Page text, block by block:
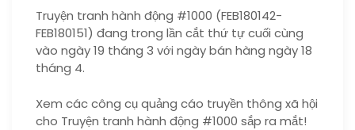
Truyện tranh hành động #1000 (FEB180142-
FEB180151) đang trong lần cắt thứ tự cuối cùng
vào ngày 19 tháng 3 với ngày bán hàng ngày 18
tháng 4.
Xem các công cụ quảng cáo truyền thông xã hội
cho Truyện tranh hành động #1000 sắp ra mắt!